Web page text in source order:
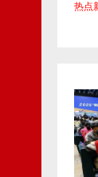
热点